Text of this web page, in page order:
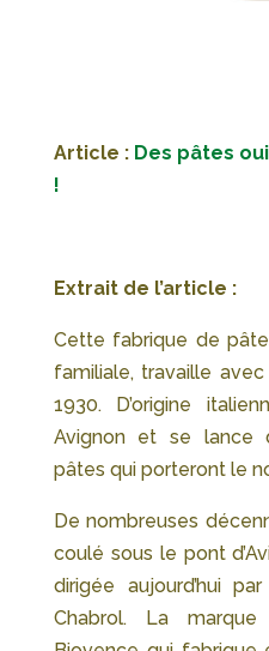
Article : Des pâtes
!
Extrait de l’article :
Cette fabrique de
familiale, travaille
1930. D’origine
Avignon et se lance
pâtes qui porteront le
De nombreuses
coulé sous le pont
dirigée aujourd’hui
Chabrol. La